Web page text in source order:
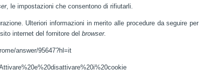
, le impostazioni che consentono di rifiutarli.
Ulteriori informazioni in merito alle procedure da seguire per
internet del fornitore del browser.
answer/95647?hl=it